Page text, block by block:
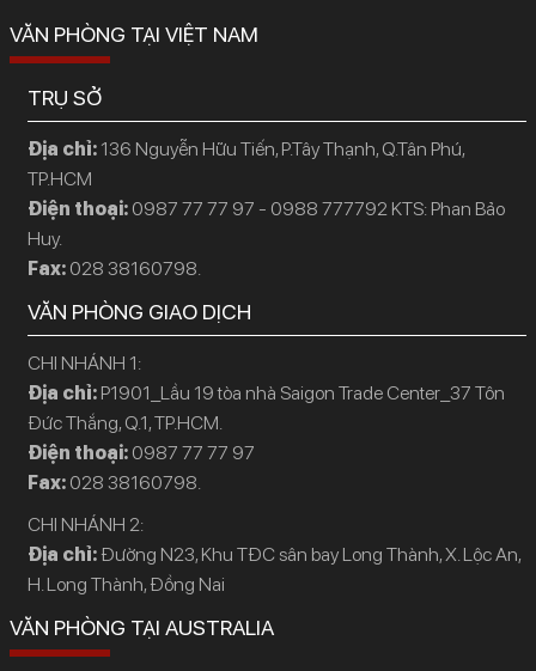
VĂN PHÒNG TẠI VIỆT NAM
TRỤ SỞ
Địa chỉ: 136 Nguyễn Hữu Tiến, P.Tây Thạnh, Q.Tân Phú,
TP.HCM
Điện thoại: 0987 77 77 97 - 0988 777792 KTS: Phan Bảo
Huy.
Fax: 028 38160798.
VĂN PHÒNG GIAO DỊCH
CHI NHÁNH 1:
Địa chỉ: P1901_Lầu 19 tòa nhà Saigon Trade Center_37 Tôn
Đức Thắng, Q.1, TP.HCM.
Điện thoại: 0987 77 77 97
Fax: 028 38160798.
CHI NHÁNH 2:
Địa chỉ:Đường N23, Khu TĐC sân bay Long Thành, X. Lộc An,
H. Long Thành, Đồng Nai
VĂN PHÒNG TẠI AUSTRALIA